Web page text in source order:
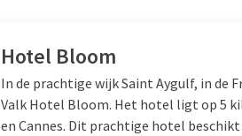
Hotel Bloom
In de prachtige wijk Saint Aygulf, in de
Valk Hotel Bloom. Het hotel ligt op 5
en Cannes. Dit prachtige hotel beschikt